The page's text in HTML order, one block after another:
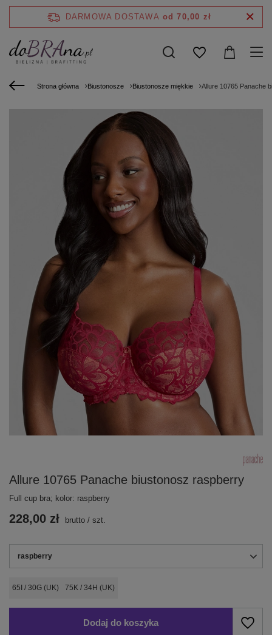
DARMOWA DOSTAWA od 70,00 zł
Strona główna Biustonosze Biustonosze miękkie Allure 10765 Panache
Allure 10765 Panache biustonosz raspberry
Full cup bra; kolor: raspberry
raspberry
65I / 30G (UK) 75K / 34H (UK)
228,00 zł brutto / szt.
Dodaj do koszyka